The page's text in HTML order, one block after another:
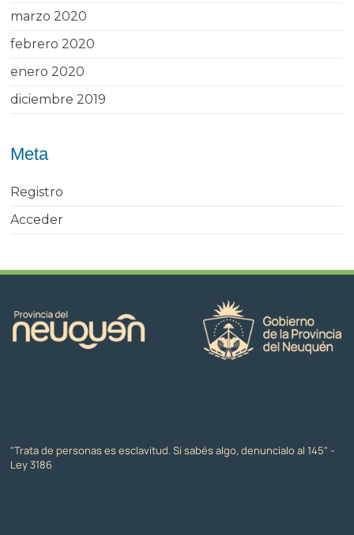
marzo 2020
febrero 2020
enero 2020
diciembre 2019
Meta
Registro
Acceder
"Trata de personas es esclavitud. Si sabés algo, denuncialo al 145" -
Ley 3186